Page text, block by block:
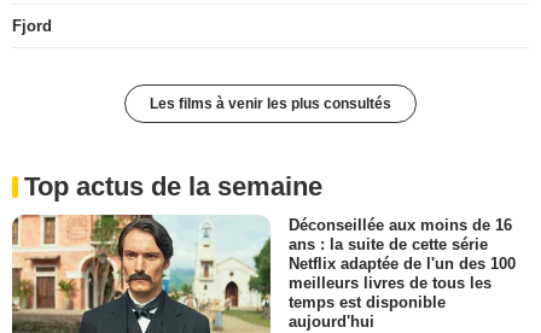
Fjord
Les films à venir les plus consultés
Top actus de la semaine
Déconseillée aux moins de 16
ans : la suite de cette série
Netflix adaptée de l'un des 100
meilleurs livres de tous les
temps est disponible
aujourd'hui